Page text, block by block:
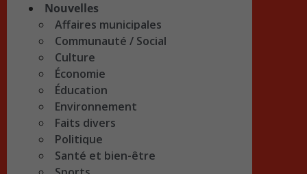
Nouvelles
Affaires municipales
Communauté / Social
Culture
Économie
Éducation
Environnement
Faits divers
Politique
Santé et bien-être